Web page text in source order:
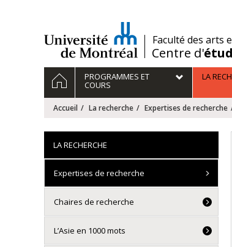
/Faculté des arts
Centre d'
Navigation
principale
ACCUEILPROGRAMMES ET
COURS
LA
Accueil La recherche Expertises de recherche
LA RECHERCHE
Expertises de recherche
Chaires de recherche
L’Asie en 1000 mots